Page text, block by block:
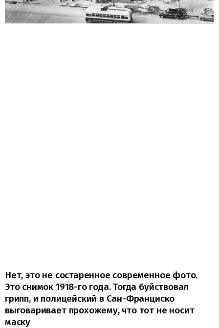
Нет, это не состаренное современное фото.
Это снимок 1918-го года. Тогда буйствовал
грипп, и полицейский в Сан-Франциско
выговаривает прохожему, что тот не носит
маску